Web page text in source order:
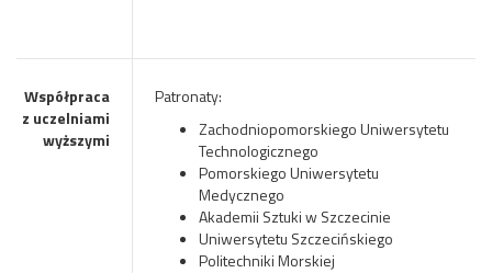
Współpraca
z uczelniami
wyższymi
Patronaty:
Zachodniopomorskiego Uniwersytetu
Technologicznego
Pomorskiego Uniwersytetu
Medycznego
Akademii Sztuki w Szczecinie
Uniwersytetu Szczecińskiego
Politechniki Morskiej